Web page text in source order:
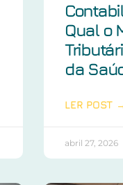
Qual o
da
LER POST
abril 27, 2026